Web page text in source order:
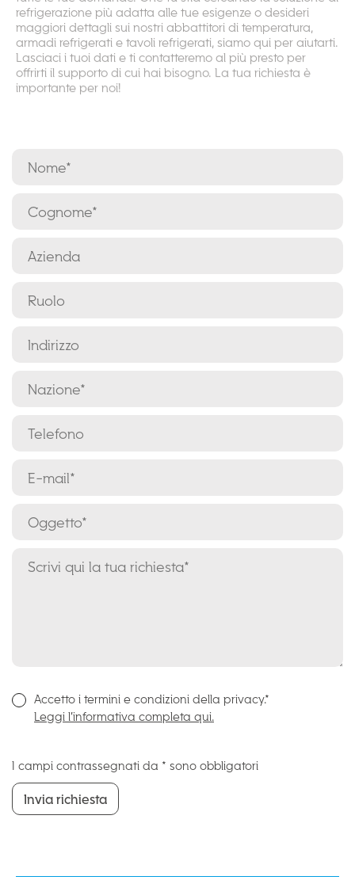
refrigerazione più adatta alle tue esigenze o desideri
maggiori dettagli sui nostri abbattitori di temperatura,
armadi refrigerati e tavoli refrigerati, siamo qui per aiutarti.
Lasciaci i tuoi dati e ti contatteremo al più presto per
offrirti il supporto di cui hai bisogno. La tua richiesta è
importante per noi!
Accetto i termini e condizioni della privacy.*
Leggi l’informativa completa qui.
I campi contrassegnati da * sono obbligatori
Invia richiesta
Invia richiesta